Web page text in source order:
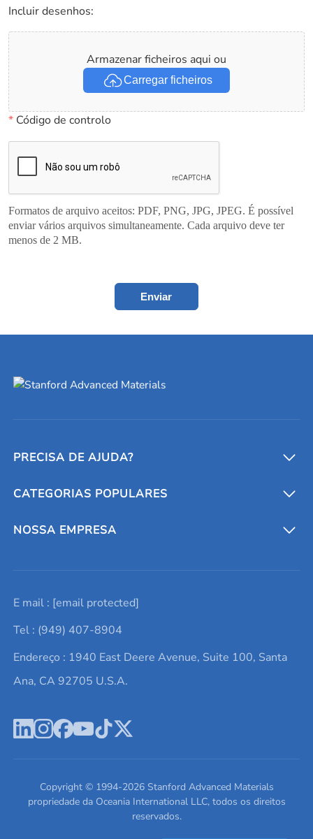
Incluir desenhos:
Armazenar ficheiros aqui ou
Carregar ficheiros
*Código de controlo
Formatos de arquivo aceitos: PDF, PNG, JPG, JPEG. É possível
enviar vários arquivos simultaneamente. Cada arquivo deve ter
menos de 2 MB.
Enviar
PRECISA DE AJUDA?
Conversores e calculadoras
Entre em contato conosco
Lista de consultas
Termos e Condições
Política de Privacidade
CATEGORIAS POPULARES
Metais refratários
Elementos de terras raras
Alvos de pulverização catódica
Ácido hialurônico
NOSSA EMPRESA
Promoções atuais
Notícias e blogs
Estudos de caso
Escreva para nós
E mail : [email protected]
Tel : (949) 407-8904
Endereço : 1940 East Deere Avenue, Suite 100, Santa
Ana, CA 92705 U.S.A.
Copyright © 1994-2026Stanford Advanced Materials
propriedade da Oceania International LLC, todos os direitos
reservados.